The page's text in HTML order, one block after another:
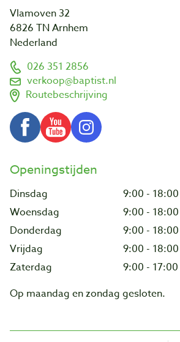
Vlamoven 32
6826 TN Arnhem
Nederland
026 351 2856
verkoop@baptist.nl
Routebeschrijving
Openingstijden
Dinsdag
9:00 -
Woensdag
9:00 -
Donderdag
9:00 -
Vrijdag
9:00 -
Zaterdag
9:00 -
Op maandag en zondag gesloten.